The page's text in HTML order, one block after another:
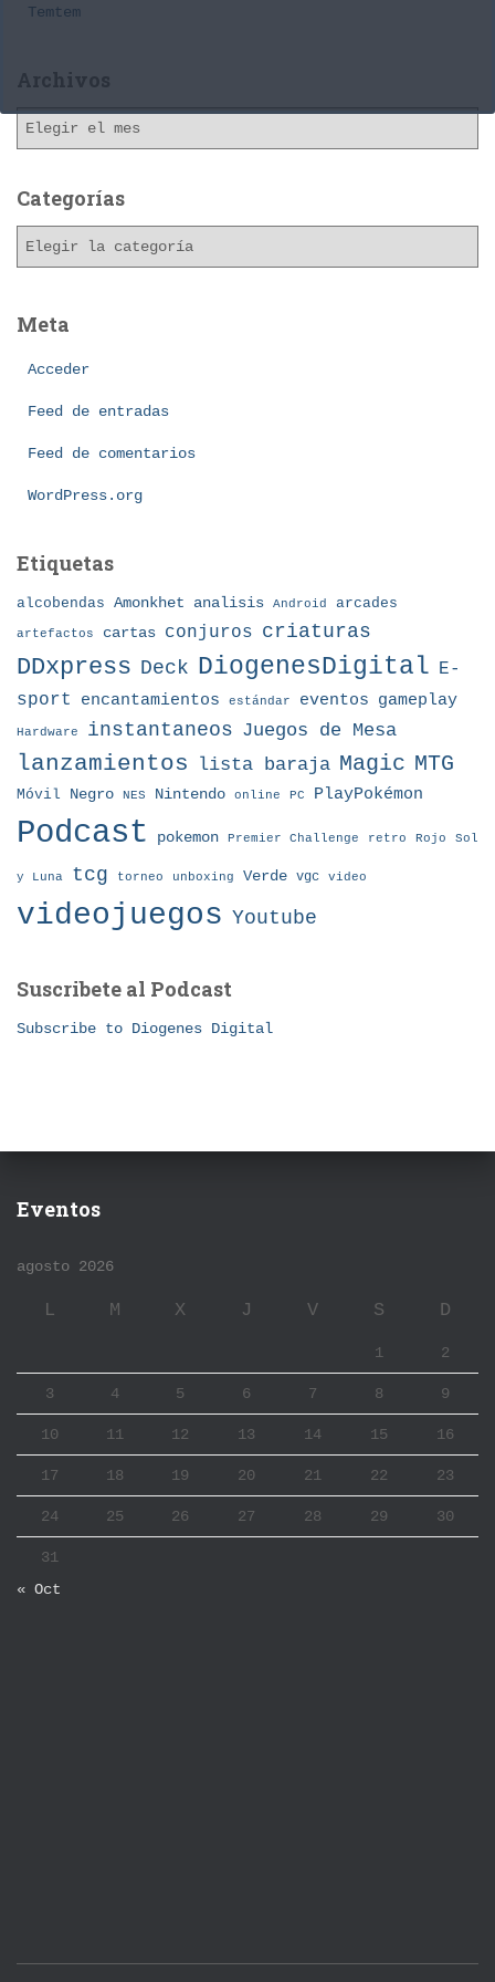
Temtem
Archivos
A
h
o
Categorías
g
Meta
Acceder
Feed de entradas
Feed de comentarios
WordPress.org
Etiquetas
alcobendas Amonkhet analisis Android arcades
artefactos cartas conjuros criaturas
DDxpress Deck DiogenesDigital E-
sport
encantamientos estándar eventos gameplay
Hardware instantaneos Juegos de Mesa
lanzamientos lista baraja Magic MTG
Móvil Negro NES Nintendo online PC PlayPokémon
Podcast pokemon Premier Challenge retro Rojo Sol
y Luna tcg torneo unboxing Verde vgc video
videojuegos Youtube
Suscribete al Podcast
Subscribe to Diogenes Digital
Eventos
agosto 2026
L M X J V S D
1 2
3 4 5 6 7 8 9
10 11 12 13 14 15 16
17 18 19 20 21 22 23
24 25 26 27 28 29 30
31
« Oct